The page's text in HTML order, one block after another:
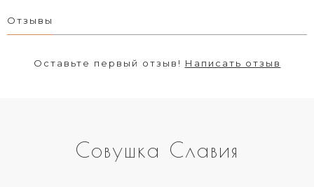
Отзывы
Оставьте первый отзыв! Написать отзыв
Совушка Славия